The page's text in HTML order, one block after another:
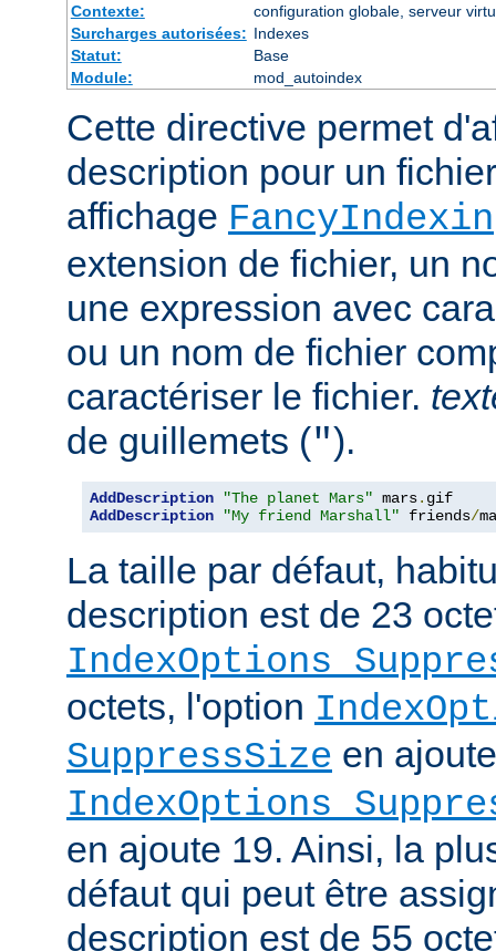
Contexte:
configuration globale, serveur
Surcharges autorisées: Indexes
Statut:
Base
Module:
mod_autoindex
Cette directive permet
description pour un
affichage
extension de fichier, un
une expression avec
ou un nom de fichier
caractériser le fichier.
de guillemets (").
AddDescription "The planet Mars" mars.
AddDescription
"My friend Marshall" friends/
La taille par défaut,
description est de 23
IndexOptions
octets, l'option
SuppressSize en
IndexOptions
en ajoute 19. Ainsi, la
défaut qui peut être
description est de 55